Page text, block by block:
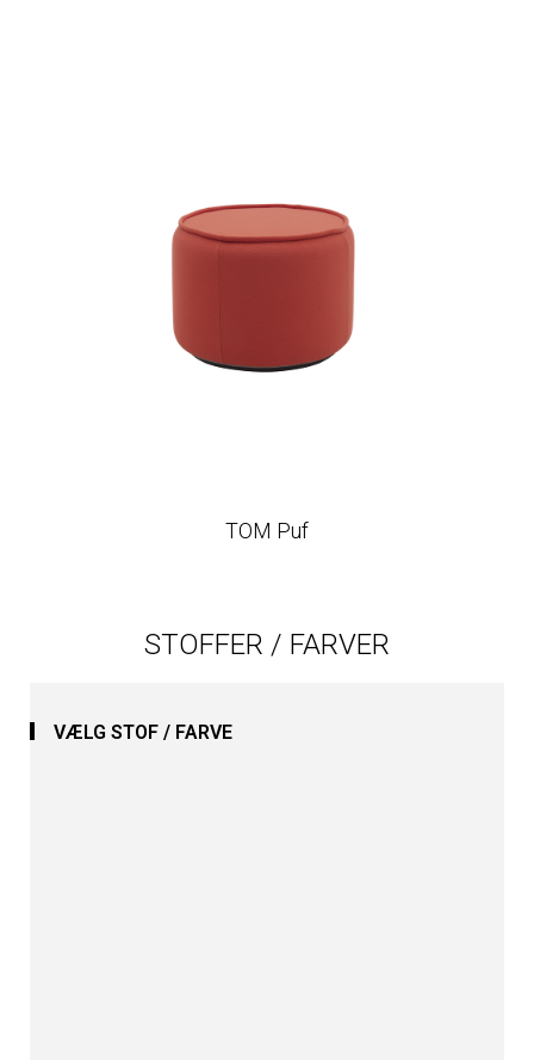
TOM Puf
STOFFER / FARVER
VÆLG STOF / FARVE